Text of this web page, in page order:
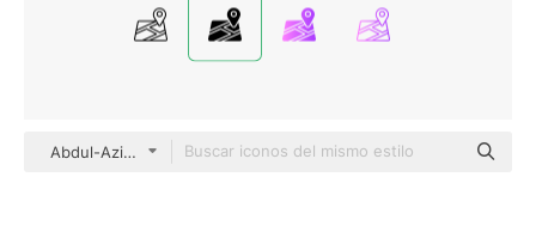
Abdul-Aziz black fill